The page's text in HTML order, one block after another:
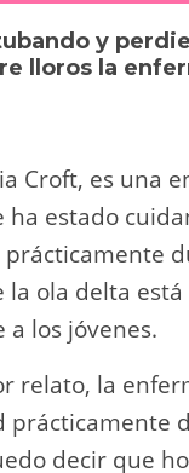
s
A
e
b
k
di
t
y
lloros la
Croft, es una
ha estado
prácticamente
la ola delta
a los jóvenes.
relato, la
decir que